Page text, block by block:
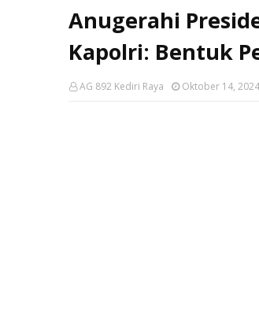
Anugerahi
Kapolri: Bentuk
AG 892 Kediri Raya Oktober 14, 2024